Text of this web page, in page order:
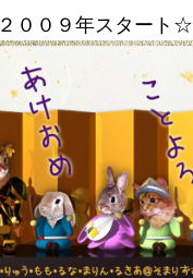
２００９年スタート☆